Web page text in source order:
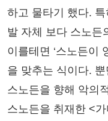
하고 물타기 했다.
발 자체 보다 스노든
이를테면 ‘스노든이
을 맞추는 식이다.
스노든을 향해 악의
스노든을 취재한 <